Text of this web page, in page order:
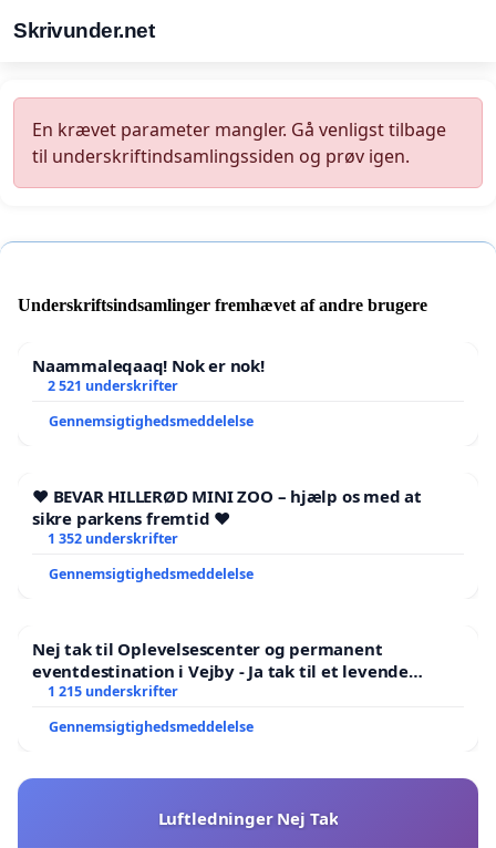
Skrivunder.net
En krævet parameter mangler. Gå venligst tilbage
til underskriftindsamlingssiden og prøv igen.
Underskriftsindsamlinger fremhævet af andre brugere
Naammaleqaaq! Nok er nok!
2 521 underskrifter
Gennemsigtighedsmeddelelse
❤️ BEVAR HILLERØD MINI ZOO – hjælp os med at
sikre parkens fremtid ❤️
1 352 underskrifter
Gennemsigtighedsmeddelelse
Nej tak til Oplevelsescenter og permanent
eventdestination i Vejby - Ja tak til et levende
lokalområde i balance
1 215 underskrifter
Gennemsigtighedsmeddelelse
Luftledninger Nej Tak